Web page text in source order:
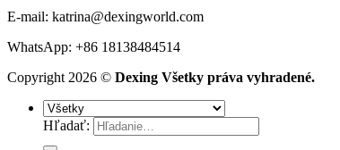
E-mail: katrina@dexingworld.com
WhatsApp: +86 18138484514
Copyright 2026 © Dexing Všetky práva vyhradené.
Hľadať: